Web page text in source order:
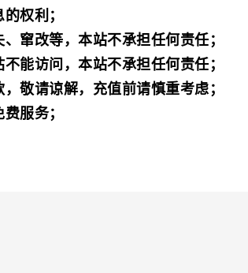
权利；
窜改等，本站不承担任何责任；
能访问，本站不承担任何责任；
敬请谅解，充值前请慎重考虑；
服务；